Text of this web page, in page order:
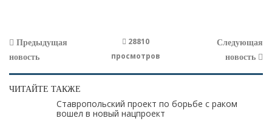
Предыдущая
новость
28810
просмотров
Следующая
новость
ЧИТАЙТЕ ТАКЖЕ
Ставропольский проект по борьбе с раком
вошел в новый нацпроект